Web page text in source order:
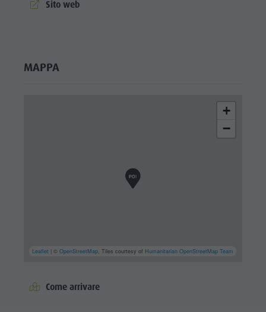
aria.website:
Sito web
MAPPA
+
−
Leaflet | ©OpenStreetMap , Tiles courtesy of Humanitarian OpenStreetMap Team
Come arrivare